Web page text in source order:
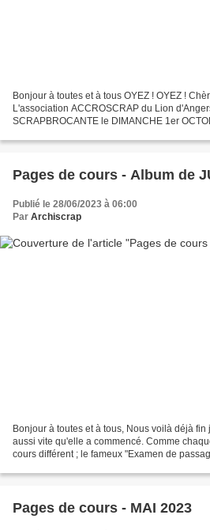
Bonjour à toutes et à tous OYEZ ! OYEZ !
L'association ACCROSCRAP du Lion
SCRAPBROCANTE le DIMANCHE 1er
affaires,...
Pages de cours - Album de
Publié le 28/06/2023 à 06:00
Par Archiscrap
Bonjour à toutes et à tous, Nous voilà déjà
aussi vite qu'elle a commencé. Comme
cours différent ; le fameux "Examen de
Pages de cours - MAI 2023